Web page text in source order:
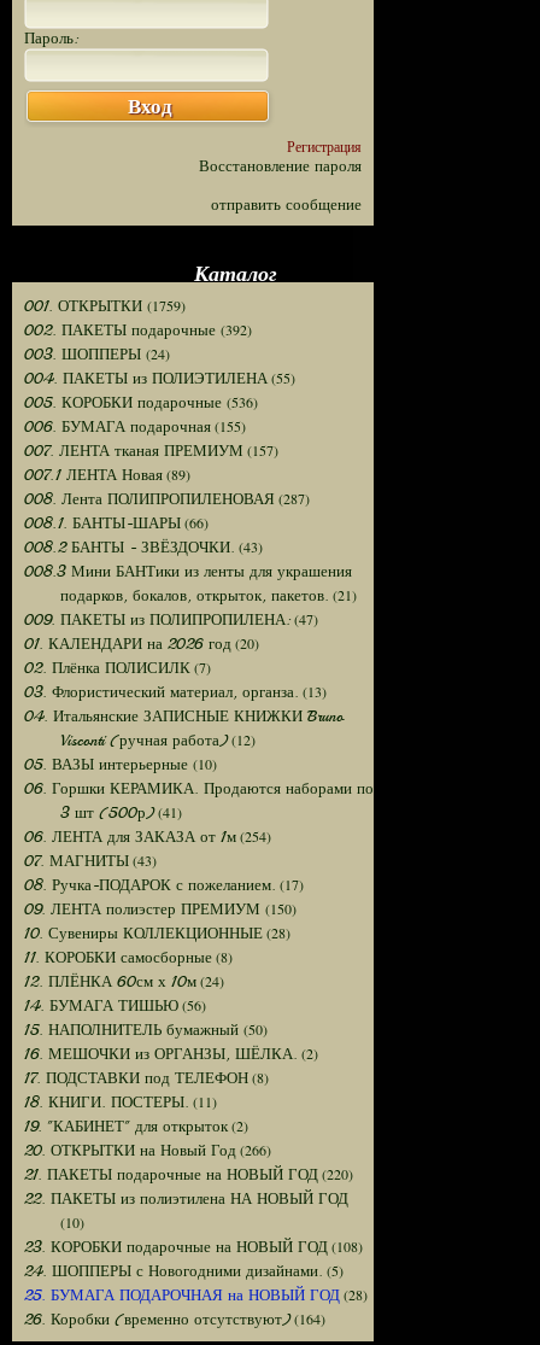
Пароль:
Вход
Регистрация
Восстановление пароля
отправить сообщение
Каталог
001. ОТКРЫТКИ (1759)
002. ПАКЕТЫ подарочные (392)
003. ШОППЕРЫ (24)
004. ПАКЕТЫ из ПОЛИЭТИЛЕНА(55)
005. КОРОБКИ подарочные (536)
006. БУМАГА подарочная(155)
007. ЛЕНТА тканая ПРЕМИУМ (157)
007.1 ЛЕНТА Новая(89)
008. Лента ПОЛИПРОПИЛЕНОВАЯ (287)
008.1. БАНТЫ-ШАРЫ(66)
008.2 БАНТЫ - ЗВЁЗДОЧКИ. (43)
008.3 Мини БАНТики из ленты для украшения
подарков, бокалов, открыток, пакетов. (21)
009. ПАКЕТЫ из ПОЛИПРОПИЛЕНА:(47)
01. КАЛЕНДАРИ на 2026 год (20)
02. Плёнка ПОЛИСИЛК(7)
03. Флористический материал, органза. (13)
04. Итальянские ЗАПИСНЫЕ КНИЖКИ Bruno
Visconti (ручная работа)(12)
05. ВАЗЫ интерьерные (10)
06. Горшки КЕРАМИКА. Продаются наборами по
3 шт (500р)(41)
06. ЛЕНТА для ЗАКАЗА от 1м(254)
07. МАГНИТЫ(43)
08. Ручка-ПОДАРОК с пожеланием. (17)
09. ЛЕНТА полиэстер ПРЕМИУМ (150)
10. Сувениры КОЛЛЕКЦИОННЫЕ(28)
11. КОРОБКИ самосборные(8)
12. ПЛЁНКА 60см х 10м(24)
14. БУМАГА ТИШЬЮ(56)
15. НАПОЛНИТЕЛЬ бумажный (50)
16. МЕШОЧКИ из ОРГАНЗЫ, ШЁЛКА. (2)
17. ПОДСТАВКИ под ТЕЛЕФОН(8)
18. КНИГИ. ПОСТЕРЫ. (11)
19. "КАБИНЕТ" для открыток(2)
20. ОТКРЫТКИ на Новый Год (266)
21. ПАКЕТЫ подарочные на НОВЫЙ ГОД(220)
22. ПАКЕТЫ из полиэтилена НА НОВЫЙ ГОД
(10)
23. КОРОБКИ подарочные на НОВЫЙ ГОД(108)
24. ШОППЕРЫ с Новогодними дизайнами. (5)
25. БУМАГА ПОДАРОЧНАЯ на НОВЫЙ ГОД(28)
26. Коробки (временно отсутствуют)(164)